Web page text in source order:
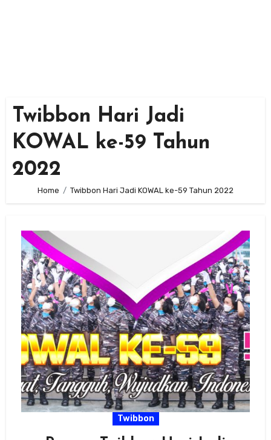
Twibbon Hari Jadi
KOWAL ke-59 Tahun
2022
Home Twibbon Hari Jadi KOWAL ke-59 Tahun 2022
Twibbon